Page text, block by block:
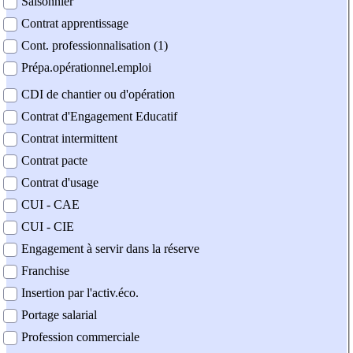
Contrat apprentissage
Cont. professionnalisation (1)
Prépa.opérationnel.emploi
CDI de chantier ou d'opération
Contrat d'Engagement Educatif
Contrat intermittent
Contrat pacte
Contrat d'usage
CUI - CAE
CUI - CIE
Engagement à servir dans la réserve
Franchise
Insertion par l'activ.éco.
Portage salarial
Profession commerciale